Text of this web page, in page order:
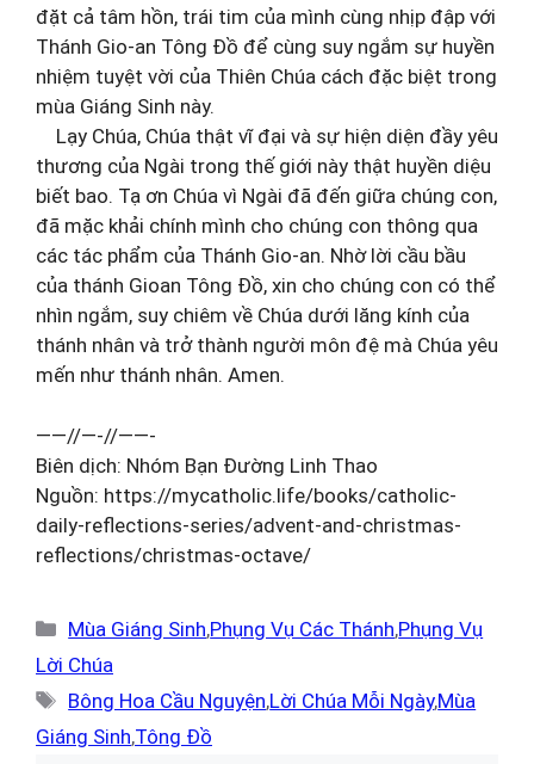
đặt cả tâm hồn, trái tim của mình cùng nhịp đập với
Thánh Gio-an Tông Đồ để cùng suy ngắm sự huyền
nhiệm tuyệt vời của Thiên Chúa cách đặc biệt trong
mùa Giáng Sinh này.
Lạy Chúa, Chúa thật vĩ đại và sự hiện diện đầy yêu
thương của Ngài trong thế giới này thật huyền diệu
biết bao. Tạ ơn Chúa vì Ngài đã đến giữa chúng con,
đã mặc khải chính mình cho chúng con thông qua
các tác phẩm của Thánh Gio-an. Nhờ lời cầu bầu
của thánh Gioan Tông Đồ, xin cho chúng con có thể
nhìn ngắm, suy chiêm về Chúa dưới lăng kính của
thánh nhân và trở thành người môn đệ mà Chúa yêu
mến như thánh nhân. Amen.
——//—-//——-
Biên dịch: Nhóm Bạn Đường Linh Thao
Nguồn: https://mycatholic.life/books/catholic-
daily-reflections-series/advent-and-christmas-
reflections/christmas-octave/
Danh
mục
Mùa Giáng Sinh,Phụng Vụ Các Thánh,Phụng Vụ
Lời Chúa
Thẻ
Bông Hoa Cầu Nguyện,Lời Chúa Mỗi Ngày,Mùa
Giáng Sinh,Tông Đồ